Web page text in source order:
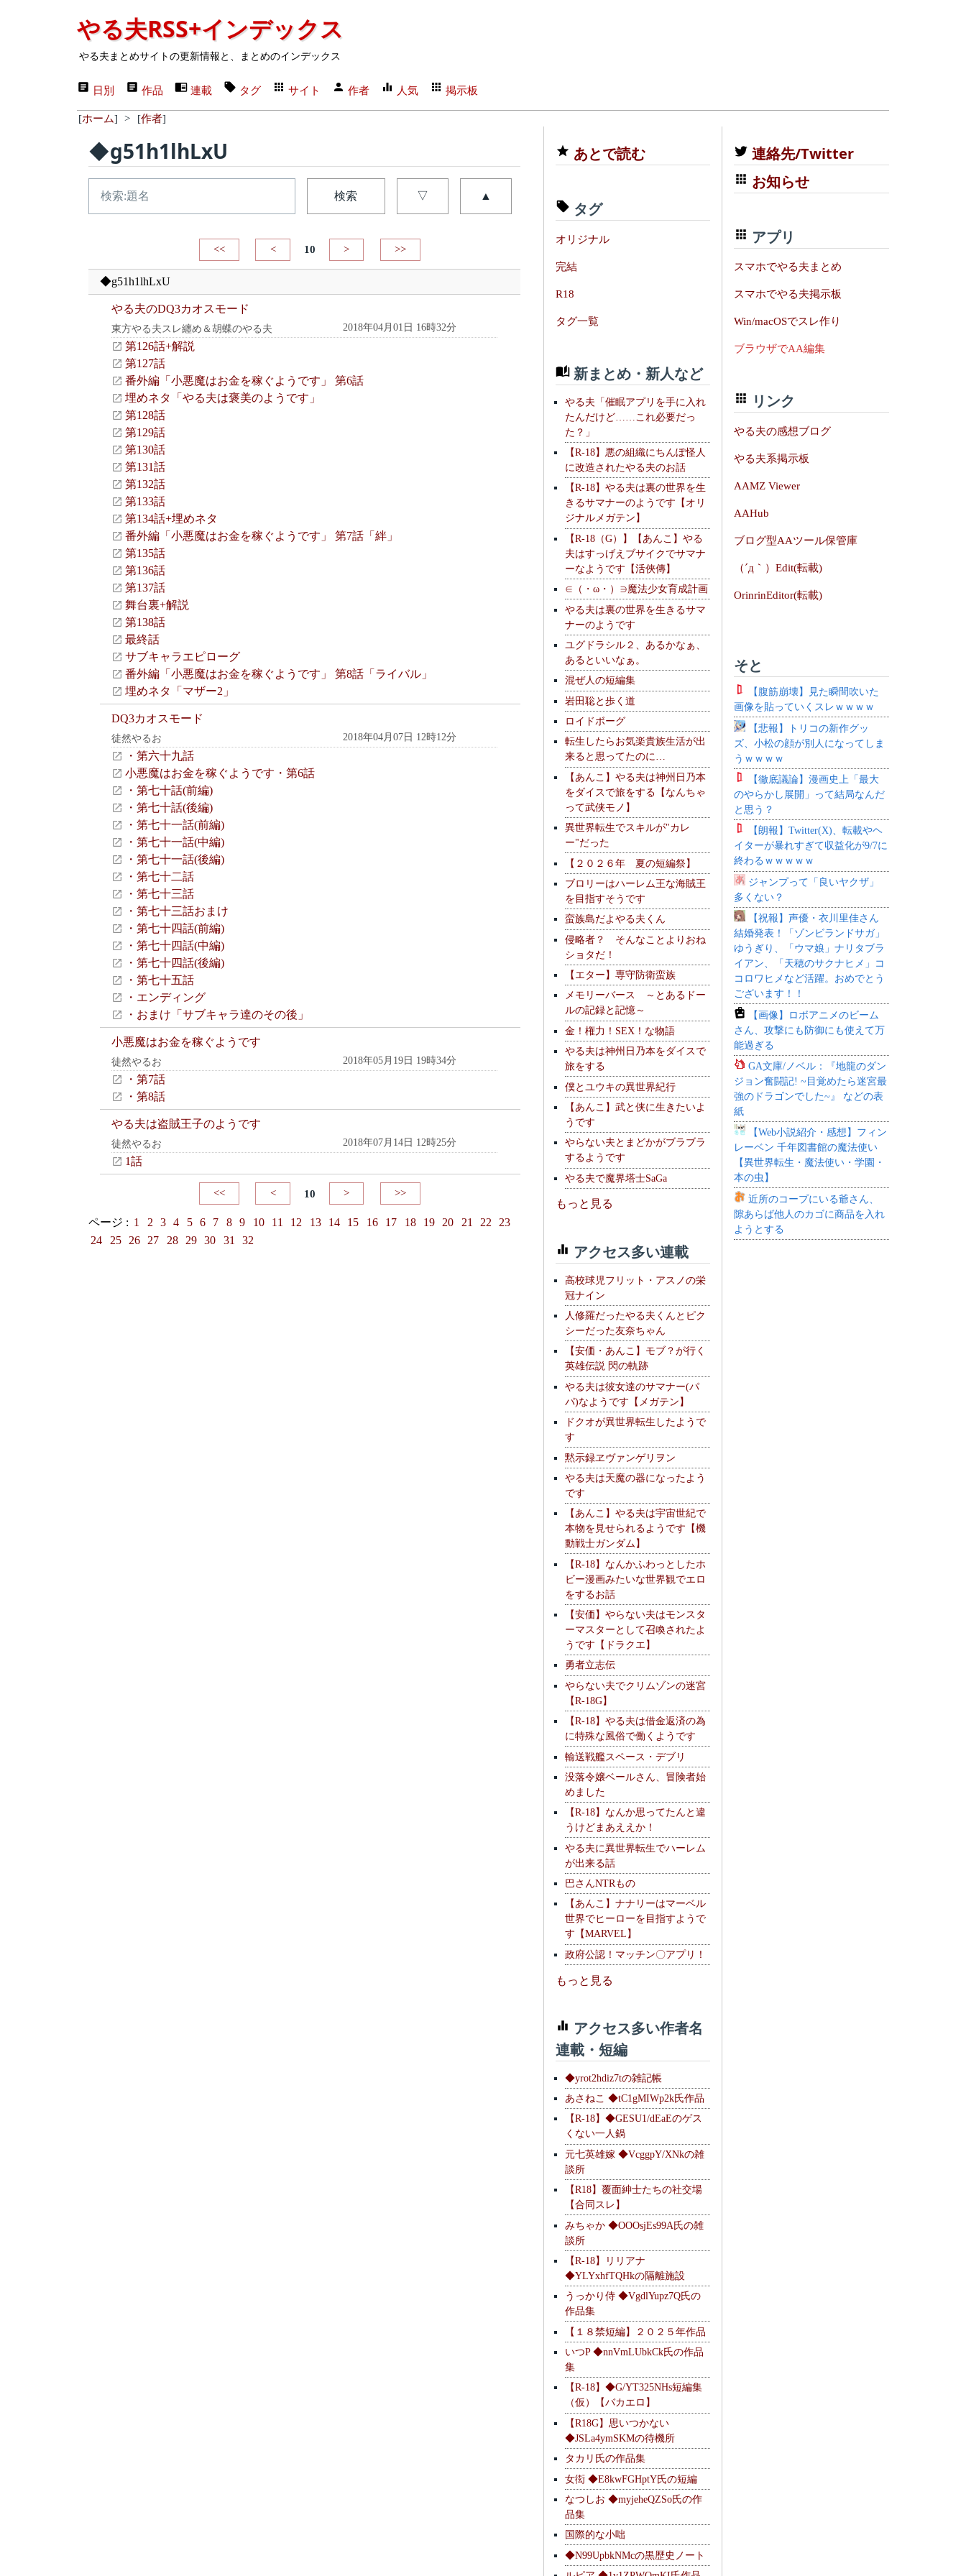
やる夫RSS+インデックス
やる夫まとめサイトの更新情報と、まとめのインデックス
日別 作品 連載 タグ サイト 作者 人気 掲示板
[ホーム] > [作者]
◆g51h1lhLxU
検索 ▽ ▲
<< < 10 > >>
◆g51h1lhLxU
やる夫のDQ3カオスモード
東方やる夫スレ纏め＆胡蝶のやる夫 2018年04月01日 16時32分
第126話+解説
第127話
番外編「小悪魔はお金を稼ぐようです」 第6話
埋めネタ「やる夫は褒美のようです」
第128話
第129話
第130話
第131話
第132話
第133話
第134話+埋めネタ
番外編「小悪魔はお金を稼ぐようです」 第7話「絆」
第135話
第136話
第137話
舞台裏+解説
第138話
最終話
サブキャラエピローグ
番外編「小悪魔はお金を稼ぐようです」 第8話「ライバル」
埋めネタ「マザー2」
DQ3カオスモード
徒然やるお 2018年04月07日 12時12分
・第六十九話
小悪魔はお金を稼ぐようです・第6話
・第七十話(前編)
・第七十話(後編)
・第七十一話(前編)
・第七十一話(中編)
・第七十一話(後編)
・第七十二話
・第七十三話
・第七十三話おまけ
・第七十四話(前編)
・第七十四話(中編)
・第七十四話(後編)
・第七十五話
・エンディング
・おまけ「サブキャラ達のその後」
小悪魔はお金を稼ぐようです
徒然やるお 2018年05月19日 19時34分
・第7話
・第8話
やる夫は盗賊王子のようです
徒然やるお 2018年07月14日 12時25分
1話
<< < 10 > >>
ページ : 1 2 3 4 5 6 7 8 9 10 11 12 13 14 15 16 17 18 19 20 21 22
23
24
25 26 27 28 29 30 31 32
あとで読む
タグ
オリジナル
完結
R18
タグ一覧
新まとめ・新人など
やる夫「催眠アプリを手に入れ
たんだけど……これ必要だっ
た？」
【R-18】悪の組織にちんぽ怪人
に改造されたやる夫のお話
【R-18】やる夫は裏の世界を生
きるサマナーのようです【オリ
ジナルメガテン】
【R-18（G）】【あんこ】やる
夫はすっげえブサイクでサマナ
ーなようです【活俠傳】
∈（・ω・）∋魔法少女育成計画
やる夫は裏の世界を生きるサマ
ナーのようです
ユグドラシル２、あるかなぁ、
あるといいなぁ。
混ぜ人の短編集
岩田聡と歩く道
ロイドボーグ
転生したらお気楽貴族生活が出
来ると思ってたのに…
【あんこ】やる夫は神州日乃本
をダイスで旅をする【なんちゃ
って武侠モノ】
異世界転生でスキルが"カレ
ー"だった
【２０２６年 夏の短編祭】
ブロリーはハーレム王な海賊王
を目指すそうです
蛮族島だよやる夫くん
侵略者？ そんなことよりおね
ショタだ！
【エター】専守防衛蛮族
メモリーバース ～とあるドー
ルの記録と記憶～
金！権力！SEX！な物語
やる夫は神州日乃本をダイスで
旅をする
僕とユウキの異世界紀行
【あんこ】武と侠に生きたいよ
うです
やらない夫とまどかがブラブラ
するようです
やる夫で魔界塔士SaGa
もっと見る
アクセス多い連載
高校球児フリット・アスノの栄
冠ナイン
人修羅だったやる夫くんとピク
シーだった友奈ちゃん
【安価・あんこ】モブ？が行く
英雄伝説 閃の軌跡
やる夫は彼女達のサマナー(パ
パ)なようです【メガテン】
ドクオが異世界転生したようで
す
黙示録ヱヴァンゲリヲン
やる夫は天魔の器になったよう
です
【あんこ】やる夫は宇宙世紀で
本物を見せられるようです【機
動戦士ガンダム】
【R-18】なんかふわっとしたホ
ビー漫画みたいな世界観でエロ
をするお話
【安価】やらない夫はモンスタ
ーマスターとして召喚されたよ
うです【ドラクエ】
勇者立志伝
やらない夫でクリムゾンの迷宮
【R-18G】
【R-18】やる夫は借金返済の為
に特殊な風俗で働くようです
輸送戦艦スペース・デブリ
没落令嬢ベールさん、冒険者始
めました
【R-18】なんか思ってたんと違
うけどまあええか！
やる夫に異世界転生でハーレム
が出来る話
巴さんNTRもの
【あんこ】ナナリーはマーベル
世界でヒーローを目指すようで
す【MARVEL】
政府公認！マッチン〇アプリ！
もっと見る
アクセス多い作者名
連載・短編
◆yrot2hdiz7tの雑記帳
あさねこ ◆tC1gMIWp2k氏作品
【R-18】◆GESU1/dEaEのゲス
くない一人鍋
元七英雄嫁 ◆VcggpY/XNkの雑
談所
【R18】覆面紳士たちの社交場
【合同スレ】
みちゃか ◆OOOsjEs99A氏の雑
談所
【R-18】リリアナ
◆YLYxhfTQHkの隔離施設
うっかり侍 ◆VgdlYupz7Q氏の
作品集
【１８禁短編】２０２５年作品
いつP ◆nnVmLUbkCk氏の作品
集
【R-18】◆G/YT325NHs短編集
（仮）【バカエロ】
【R18G】思いつかない
◆JSLa4ymSKMの待機所
タカリ氏の作品集
女衒 ◆E8kwFGHptY氏の短編
なつしお ◆myjeheQZSo氏の作
品集
国際的な小咄
◆N99UpbkNMcの黒歴史ノート
連絡先/Twitter
お知らせ
アプリ
スマホでやる夫まとめ
スマホでやる夫掲示板
Win/macOSでスレ作り
ブラウザでAA編集
リンク
やる夫の感想ブログ
やる夫系掲示板
AAMZ Viewer
AAHub
ブログ型AAツール保管庫
（´д｀）Edit(転載)
OrinrinEditor(転載)
そと
【腹筋崩壊】見た瞬間吹いた
画像を貼っていくスレｗｗｗｗ
【悲報】トリコの新作グッ
ズ、小松の顔が別人になってしま
うｗｗｗｗ
【徹底議論】漫画史上「最大
のやらかし展開」って結局なんだ
と思う？
【朗報】Twitter(X)、転載やヘ
イターが暴れすぎて収益化が9/7に
終わるｗｗｗｗｗ
ジャンプって「良いヤクザ」
多くない？
【祝報】声優・衣川里佳さん
結婚発表！「ゾンビランドサガ」
ゆうぎり、「ウマ娘」ナリタブラ
イアン、「天穂のサクナヒメ」コ
コロワヒメなど活躍。おめでとう
ございます！！
【画像】ロボアニメのビーム
さん、攻撃にも防御にも使えて万
能過ぎる
GA文庫/ノベル：『地龍のダン
ジョン奮闘記! ~目覚めたら迷宮最
強のドラゴンでした~』 などの表
紙
【Web小説紹介・感想】フィン
レーベン 千年図書館の魔法使い
【異世界転生・魔法使い・学園・
本の虫】
近所のコープにいる爺さん、
隙あらば他人のカゴに商品を入れ
ようとする